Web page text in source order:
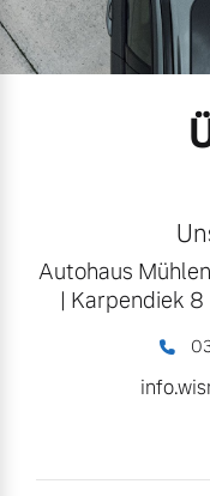
Aktuelle
Aktuelle
Service by
Unsere News &
Autohaus
| Karpendiek 8